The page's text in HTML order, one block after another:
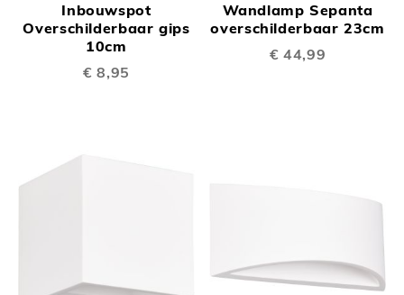
Inbouwspot
Overschilderbaar gips
10cm
€ 8,95
Wandlamp Sepanta
overschilderbaar 23cm
€ 44,99